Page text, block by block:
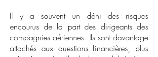
Il y a souvent un déni des risques
encourus de la part des dirigeants des
compagnies aériennes. Ils sont davantage
attachés aux questions financières, plus